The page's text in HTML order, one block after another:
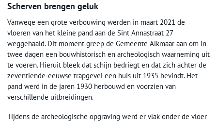
Scherven brengen geluk
Vanwege een grote verbouwing werden in maart 2021 de
vloeren van het kleine pand aan de Sint Annastraat 27
weggehaald. Dit moment greep de Gemeente Alkmaar aan om in
twee dagen een bouwhistorisch en archeologisch waarneming uit
te voeren. Hieruit bleek dat schijn bedriegt en dat zich achter de
zeventiende-eeuwse trapgevel een huis uit 1935 bevindt. Het
pand werd in de jaren 1930 herbouwd en voorzien van
verschillende uitbreidingen.
Tijdens de archeologische opgraving werd er vlak onder de vloer